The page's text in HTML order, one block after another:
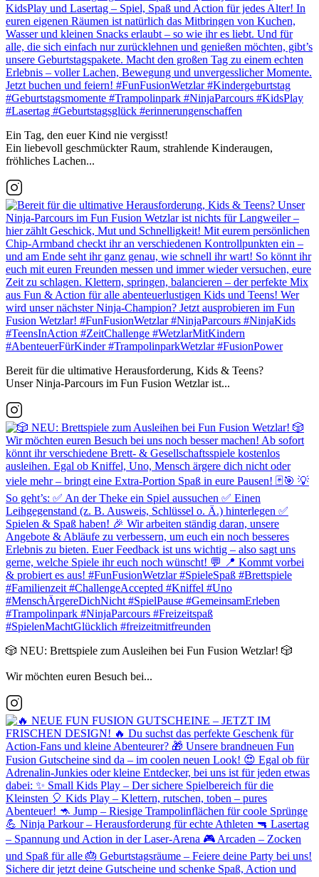
Ein Tag, den euer Kind nie vergisst!
Ein liebevoll geschmückter Raum, strahlende Kinderaugen,
fröhliches Lachen...
Bereit für die ultimative Herausforderung, Kids & Teens?
Unser Ninja-Parcours im Fun Fusion Wetzlar ist...
🎲 NEU: Brettspiele zum Ausleihen bei Fun Fusion Wetzlar! 🎲
Wir möchten euren Besuch bei...